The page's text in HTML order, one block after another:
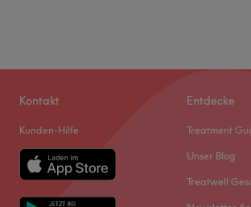
Kontakt
Kunden-Hilfe
Entdecke
Treatment
Unser Blog
Treatwell